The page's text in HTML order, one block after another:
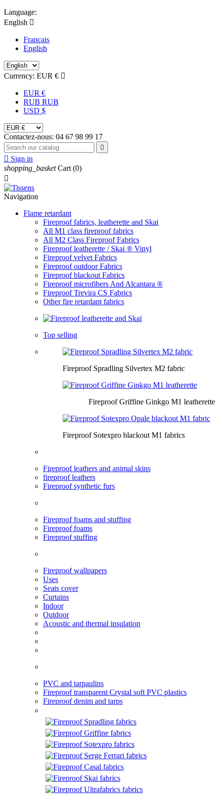
Language:
English 
Français
English
Currency: EUR € 
EUR €
RUB RUB
USD $
Contactez-nous: 04 67 98 99 17

 Sign in
shopping_basket Cart (0)

Navigation
Flame retardant
Fireproof fabrics, leatherette and Skai
All M1 class fireproof fabrics
All M2 Class Fireproof Fabrics
Fireproof leatherette / Skai ® Vinyl
Fireproof velvet Fabrics
Fireproof outdoor Fabrics
Fireproof blackout Fabrics
Fireproof microfibers And Alcantara ®
Fireproof Trevira CS Fabrics
Other fire retardant fabrics
Top selling
Fireproof Spradling Silvertex M2 fabric
Fireproof Griffine Ginkgo M1 leatherette
Fireproof Sotexpro blackout M1 fabrics
Fireproof leathers and animal skins
fireproof leathers
Fireproof synthetic furs
Fireproof foams and stuffing
Fireproof foams
Fireproof stuffing
Fireproof wallpapers
Uses
Seats cover
Curtains
Indoor
Outdoor
Acoustic and thermal insulation
PVC and tarpaulins
Fireproof transparent Crystal soft PVC plastics
Fireproof denim and tarps